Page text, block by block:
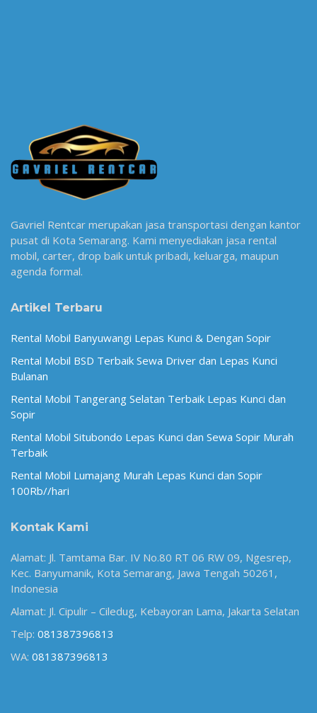
Gavriel Rentcar merupakan jasa transportasi dengan kantor
pusat di Kota Semarang. Kami menyediakan jasa rental
mobil, carter, drop baik untuk pribadi, keluarga, maupun
agenda formal.
Artikel Terbaru
Rental Mobil Banyuwangi Lepas Kunci & Dengan Sopir
Rental Mobil BSD Terbaik Sewa Driver dan Lepas Kunci
Bulanan
Rental Mobil Tangerang Selatan Terbaik Lepas Kunci dan
Sopir
Rental Mobil Situbondo Lepas Kunci dan Sewa Sopir Murah
Terbaik
Rental Mobil Lumajang Murah Lepas Kunci dan Sopir
100Rb//hari
Kontak Kami
Alamat: Jl. Tamtama Bar. IV No.80 RT 06 RW 09, Ngesrep,
Kec. Banyumanik, Kota Semarang, Jawa Tengah 50261,
Indonesia
Alamat: Jl. Cipulir – Ciledug, Kebayoran Lama, Jakarta Selatan
Telp: 081387396813
WA: 081387396813